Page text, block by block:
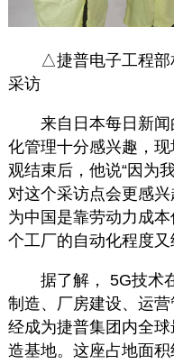
△捷普电子工程部
采访
来自日本每日新
化管理十分感兴趣，
观结束后，他说“因为
对这个采访点会更感
为中国是靠劳动力成
个工厂的自动化程度
据了解， 5G技术
制造、厂房建设、运
经成为捷普集团内全
造基地。这座占地面